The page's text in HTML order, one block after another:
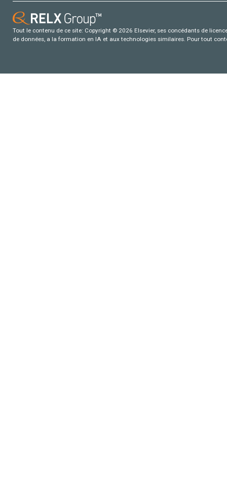
Tout le contenu de ce site: Copyright © 2026 Elsevier, ses concédants de
de données, a la formation en IA et aux technologies similaires. Pour tout